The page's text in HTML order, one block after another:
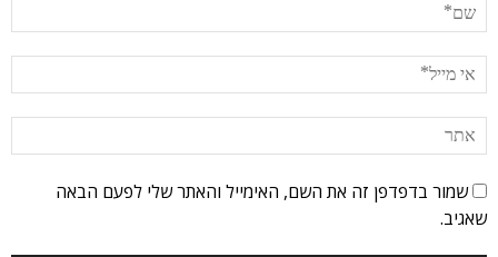
שמור בדפדפן זה את השם, האימייל והאתר שלי לפעם הבאה
שאגיב.